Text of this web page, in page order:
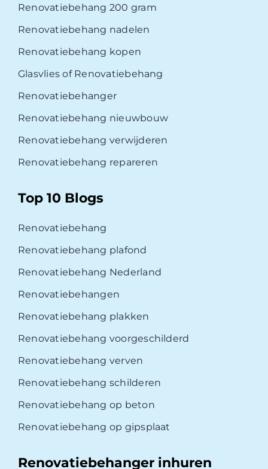
Renovatiebehang 200 gram
Renovatiebehang nadelen
Renovatiebehang kopen
Glasvlies of Renovatiebehang
Renovatiebehanger
Renovatiebehang nieuwbouw
Renovatiebehang verwijderen
Renovatiebehang repareren
Top 10 Blogs
Renovatiebehang
Renovatiebehang plafond
Renovatiebehang Nederland
Renovatiebehangen
Renovatiebehang plakken
Renovatiebehang voorgeschilderd
Renovatiebehang verven
Renovatiebehang schilderen
Renovatiebehang op beton
Renovatiebehang op gipsplaat
Renovatiebehanger inhuren